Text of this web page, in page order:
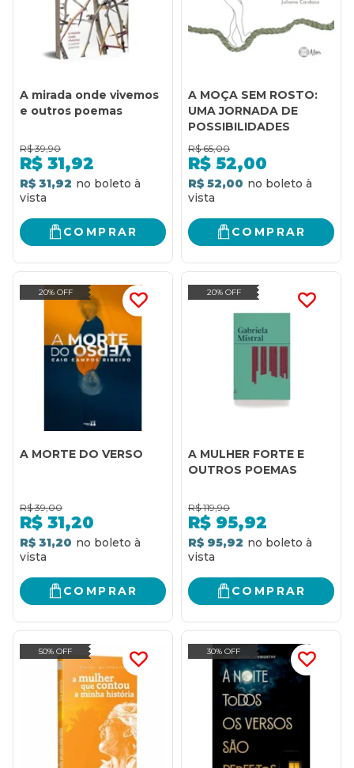
A mirada onde vivemos
e outros poemas
R$ 39,90
R$ 31,92
R$ 31,92
COMPRAR
A MOÇA SEM ROSTO:
UMA JORNADA DE
POSSIBILIDADES
R$ 65,00
R$ 52,00
R$ 52,00
COMPRAR
20% OFF
A MORTE DO VERSO
R$ 39,00
R$ 31,20
R$ 31,20
COMPRAR
20% OFF
A MULHER FORTE E
OUTROS POEMAS
R$ 119,90
R$ 95,92
R$ 95,92
COMPRAR
50% OFF 30% OFF